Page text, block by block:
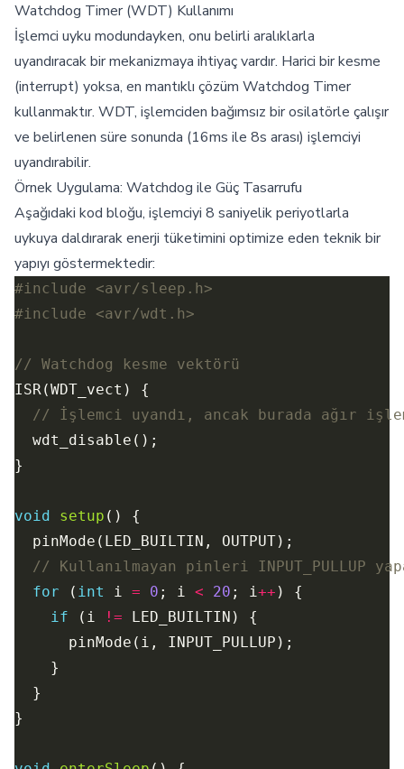
Watchdog Timer (WDT) Kullanımı
İşlemci uyku modundayken, onu belirli aralıklarla
uyandıracak bir mekanizmaya ihtiyaç vardır. Harici bir kesme
(interrupt) yoksa, en mantıklı çözüm Watchdog Timer
kullanmaktır. WDT, işlemciden bağımsız bir osilatörle çalışır
ve belirlenen süre sonunda (16ms ile 8s arası) işlemciyi
uyandırabilir.
Örnek Uygulama: Watchdog ile Güç Tasarrufu
Aşağıdaki kod bloğu, işlemciyi 8 saniyelik periyotlarla
uykuya daldırarak enerji tüketimini optimize eden teknik bir
yapıyı göstermektedir:
#include
<avr/sleep.h>
#include
<avr/wdt.h>
void setup
for ( int i = 0 ; i < 20 ; i++
if (i !=